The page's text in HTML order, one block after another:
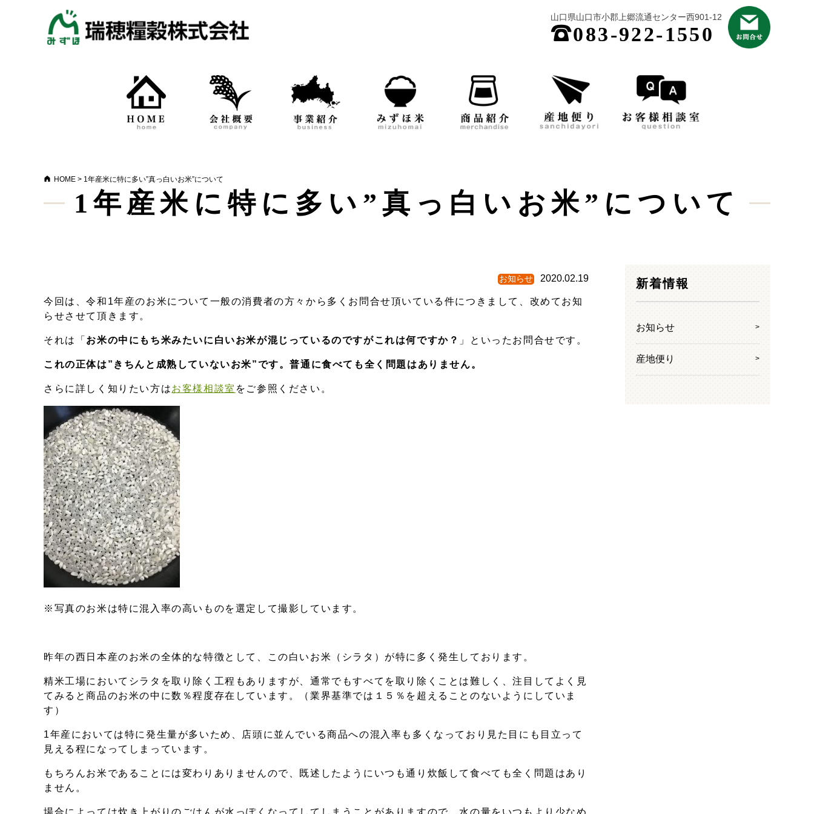
山口県山口市小郡上郷流通センター西901-12
;083-922-1550
HOME > 1年産米に特に多い”真っ白いお米”について
1年産米に特に多い”真っ白いお米”について
お知らせ 2020.02.19
今回は、令和1年産のお米について一般の消費者の方々から多くお問合せ頂いている件につきまして、改めてお知
らせさせて頂きます。
それは「 お米の中にもち米みたいに白いお米が混じっているのですがこれは何ですか？ 」といったお問合せです。
これの正体は”きちんと成熟していないお米”です。普通に食べても全く問題はありません。
さらに詳しく知りたい方はお客様相談室 をご参照ください。
※写真のお米は特に混入率の高いものを選定して撮影しています。
昨年の西日本産のお米の全体的な特徴として、この白いお米（シラタ）が特に多く発生しております。
精米工場においてシラタを取り除く工程もありますが、通常でもすべてを取り除くことは難しく、注目してよく見
てみると商品のお米の中に数％程度存在しています。（業界基準では１５％を超えることのないようにしていま
す）
1年産においては特に発生量が多いため、店頭に並んでいる商品への混入率も多くなっており見た目にも目立って
見える程になってしまっています。
もちろんお米であることには変わりありませんので、既述したようにいつも通り炊飯して食べても全く問題はあり
ません。
場合によっては炊き上がりのごはんが水っぽくなってしてしまうことがありますので、水の量をいつもより少なめ
新着情報
お知らせ
産地便り